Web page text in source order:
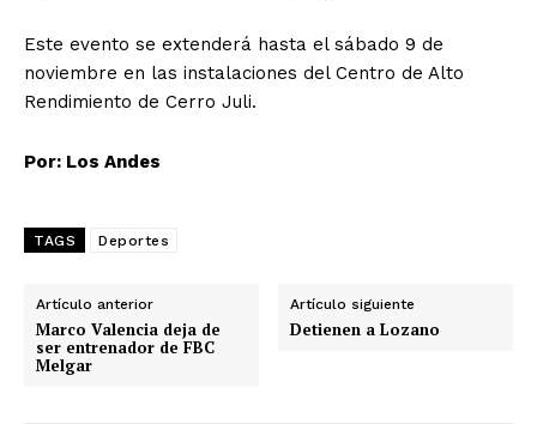
Este evento se extenderá hasta el sábado 9 de
noviembre en las instalaciones del Centro de Alto
Rendimiento de Cerro Juli.
Por: Los Andes
TAGS Deportes
Artículo anterior
Marco Valencia deja de
ser entrenador de FBC
Melgar
Artículo siguiente
Detienen a Lozano